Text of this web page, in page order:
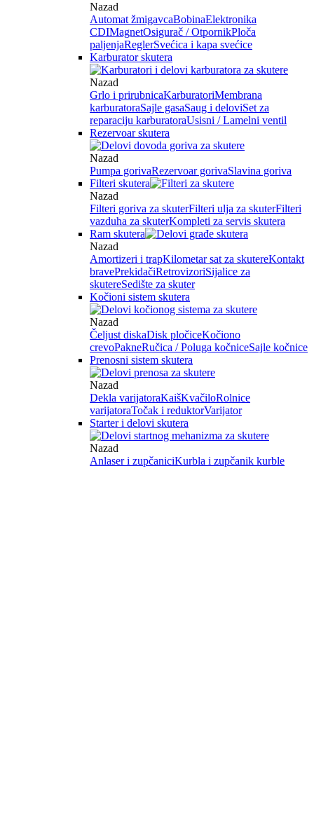
Nazad
Automat žmigavcaBobinaElektronika
CDIMagnetOsigurač / OtpornikPloča
paljenjaReglerSvećica i kapa svećice
Karburator skutera
Nazad
Grlo i prirubnicaKarburatoriMembrana
karburatoraSajle gasaSaug i deloviSet za
reparaciju karburatoraUsisni / Lamelni ventil
Rezervoar skutera
Nazad
Pumpa gorivaRezervoar gorivaSlavina goriva
Filteri skutera
Nazad
Filteri goriva za skuterFilteri ulja za skuterFilteri
vazduha za skuterKompleti za servis skutera
Ram skutera
Nazad
Amortizeri i trapKilometar sat za skutereKontakt
bravePrekidačiRetrovizoriSijalice za
skutereSedište za skuter
Kočioni sistem skutera
Nazad
Čeljust diskaDisk pločiceKočiono
crevoPakneRučica / Poluga kočniceSajle kočnice
Prenosni sistem skutera
Nazad
Dekla varijatoraKaišKvačiloRolnice
varijatoraTočak i reduktorVarijator
Starter i delovi skutera
Nazad
Anlaser i zupčaniciKurbla i zupčanik kurble